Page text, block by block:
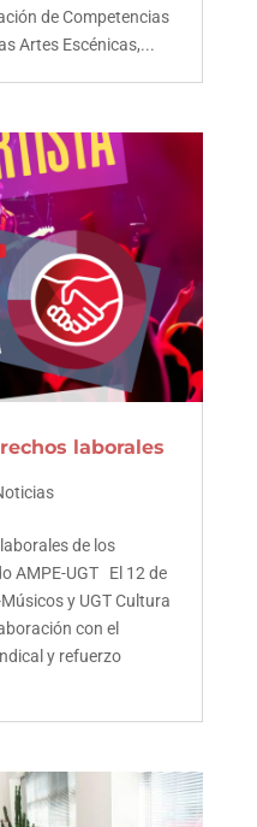
de Competencias
Artes Escénicas,...
laborales
de los
AMPE-UGT El 12 de
y UGT Cultura
con el
y refuerzo